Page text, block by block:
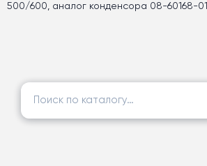
500/600, аналог конденсора 08-60168-01
Найти: